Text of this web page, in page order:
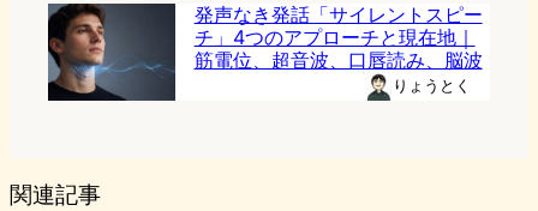
発声なき発話「サイレントスピー
チ」4つのアプローチと現在地｜
筋電位、超音波、口唇読み、脳波
りょうとく
関連記事